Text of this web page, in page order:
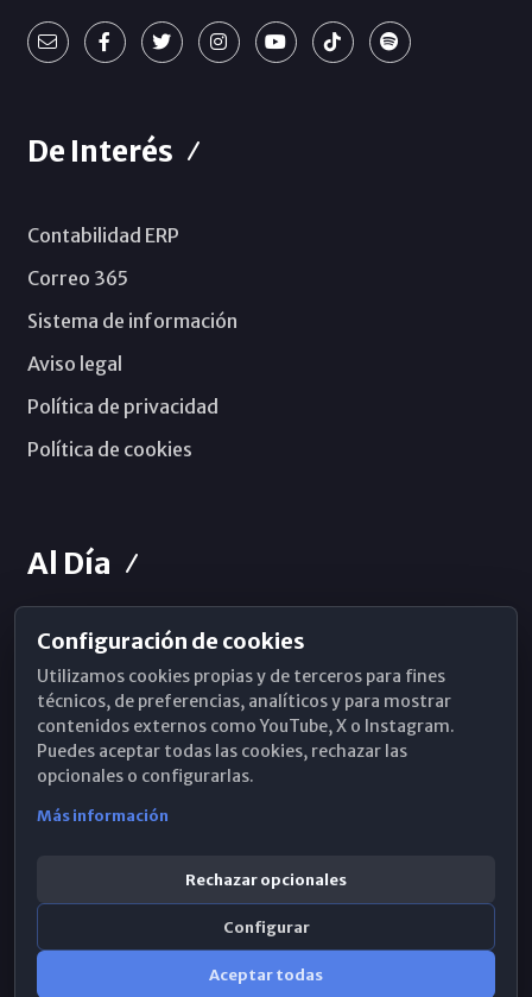
De Interés
Contabilidad ERP
Correo 365
Sistema de información
Aviso legal
Política de privacidad
Política de cookies
Al Día
Horarios de Misa
Hemeroteca
WhatsApp
Configuración de cookies
Utilizamos cookies propias y de terceros para fines
técnicos, de preferencias, analíticos y para mostrar
contenidos externos como YouTube, X o Instagram.
Puedes aceptar todas las cookies, rechazar las
opcionales o configurarlas.
Más información
Rechazar opcionales
Configurar
Aceptar todas